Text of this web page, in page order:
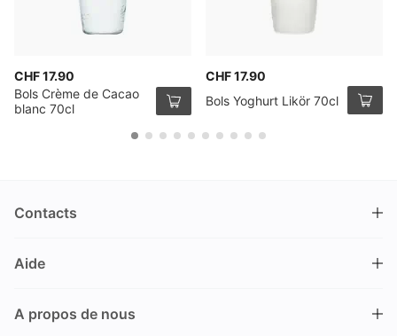
CHF 17.90
Bols Crème de Cacao
blanc 70cl
CHF 17.90
Bols Yoghurt Likör 70cl
Contacts
Nüschelerstrasse 35
Suisse
Aide
Processus de commande
A propos de nous